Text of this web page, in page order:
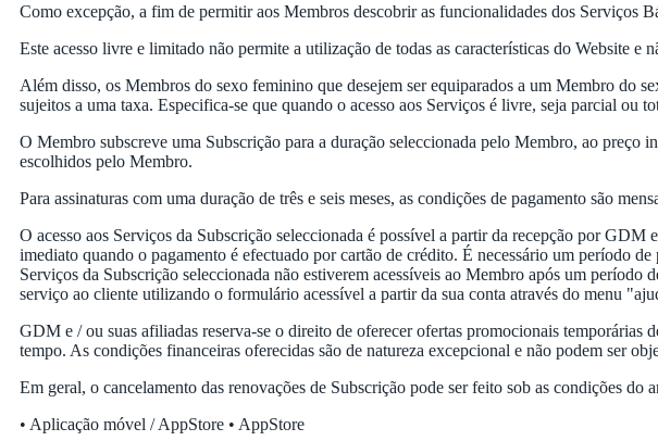
Como excepção, a fim de permitir aos Membros descobrir as funcionalidades dos Serviços
Este acesso livre e limitado não permite a utilização de todas as características do Website e
Além disso, os Membros do sexo feminino que desejem ser equiparados a um Membro do
sujeitos a uma taxa. Especifica-se que quando o acesso aos Serviços é livre, seja parcial
O Membro subscreve uma Subscrição para a duração seleccionada pelo Membro, ao preço
escolhidos pelo Membro.
Para assinaturas com uma duração de três e seis meses, as condições de pagamento são
O acesso aos Serviços da Subscrição seleccionada é possível a partir da recepção por
imediato quando o pagamento é efectuado por cartão de crédito. É necessário um período
Serviços da Subscrição seleccionada não estiverem acessíveis ao Membro após um
serviço ao cliente utilizando o formulário acessível a partir da sua conta através do menu
GDM e / ou suas afiliadas reserva-se o direito de oferecer ofertas promocionais
tempo. As condições financeiras oferecidas são de natureza excepcional e não podem ser
Em geral, o cancelamento das renovações de Subscrição pode ser feito sob as condições
• Aplicação móvel / AppStore • AppStore